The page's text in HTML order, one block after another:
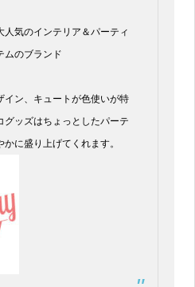
人気のインテリア＆パーティ
ムのブランド
イン、キュートが色使いが特
グッズはちょっとしたパーテ
に盛り上げてくれます。